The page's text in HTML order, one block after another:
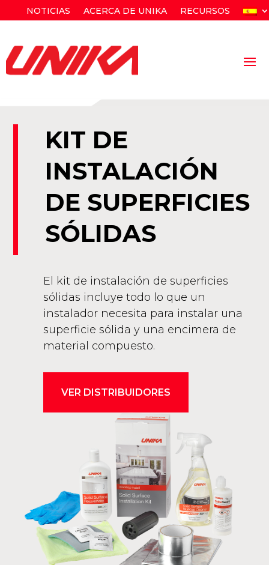
NOTICIAS ACERCA DE UNIKA RECURSOS
KIT DE
INSTALACIÓN
DE SUPERFICIES
SÓLIDAS
El kit de instalación de superficies
sólidas incluye todo lo que un
instalador necesita para instalar una
superficie sólida y una encimera de
material compuesto.
VER DISTRIBUIDORES